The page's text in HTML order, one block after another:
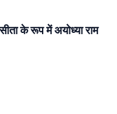
के रूप में अयोध्या राम